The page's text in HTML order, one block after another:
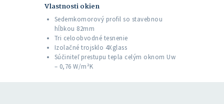
Vlastnosti okien
Sedemkomorový profil so stavebnou
hĺbkou 82mm
Tri celoobvodné tesnenie
Izolačné trojsklo 4Xglass
Súčiniteľ prestupu tepla celým oknom Uw
– 0,76 W/m²K